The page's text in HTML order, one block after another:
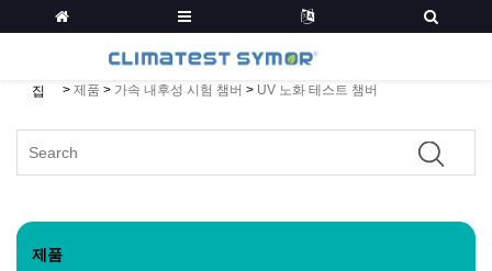
집 > 제품 > 가속 내후성 시험 챔버 > UV 노화 테스트 챔버
제품